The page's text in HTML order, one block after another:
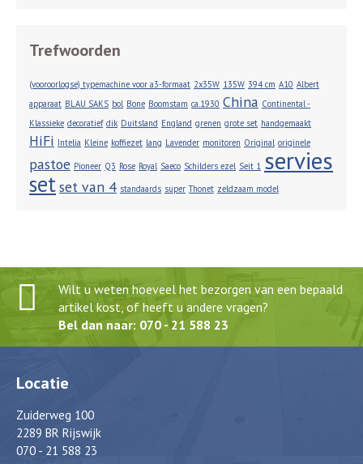
Trefwoorden
(vooroorlogse) typemachine voor a3-formaat 2x35W 135W 394 cm A10 Albert
apparaat BLAU SAKS bol Bone Boomstam ca.1930 China Continental -
Klassieke decoratief dik Duitsland England grenen grote set handgemaakt
HiFi Intelia Kleine koffiezet lang Lavender monitoren Original originele
pastoe Pioneer Q3 Rose Royal Saeco Schilders ezel Seit 1 servies
setset van 4 standaards super Thonet zeldzaam model
Wilt u weten hoeveel het bezorgen van een bepaald
artikel kost, of heeft u andere vragen?
Bel dan naar: 070 - 21 588 23
Locatie
Zuiderweg 100
2289 BR Rijswijk
070 - 21 588 23